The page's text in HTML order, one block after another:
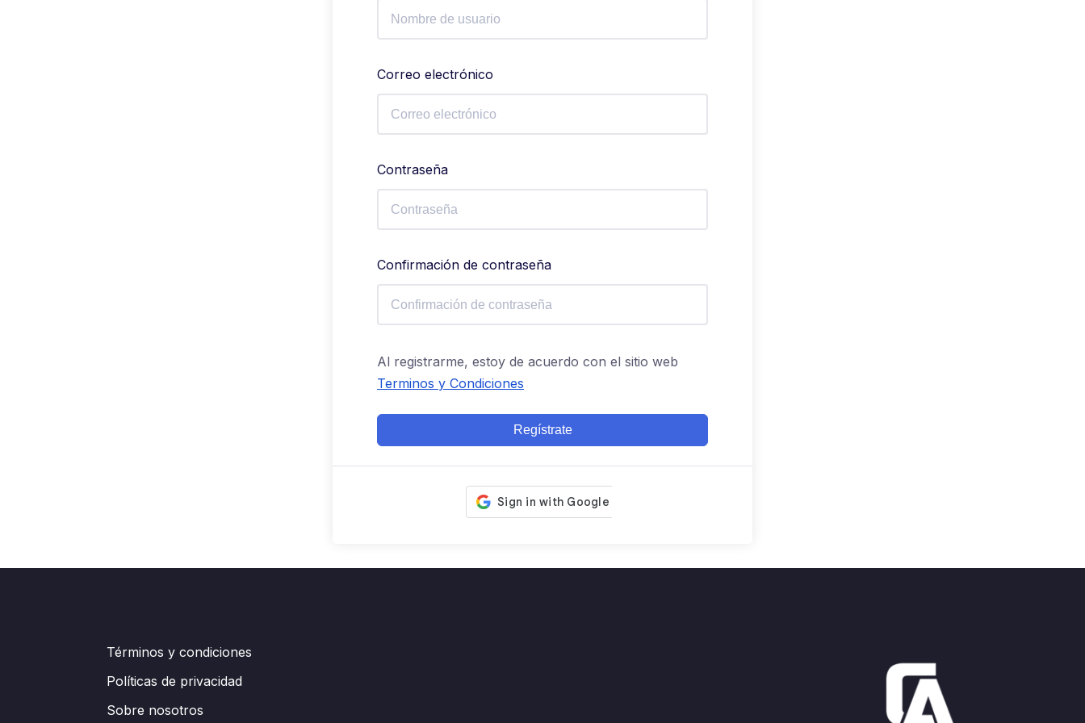
Correo electrónico
Contraseña
Confirmación de contraseña
Al registrarme, estoy de acuerdo con el sitio web
Terminos y Condiciones
Regístrate
Términos y condiciones
Políticas de privacidad
Sobre nosotros